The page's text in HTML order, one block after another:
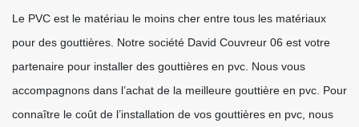
Le PVC est le matériau le moins cher entre tous les matériaux
pour des gouttières. Notre société David Couvreur 06 est votre
partenaire pour installer des gouttières en pvc. Nous vous
accompagnons dans l’achat de la meilleure gouttière en pvc. Pour
connaître le coût de l’installation de vos gouttières en pvc, nous